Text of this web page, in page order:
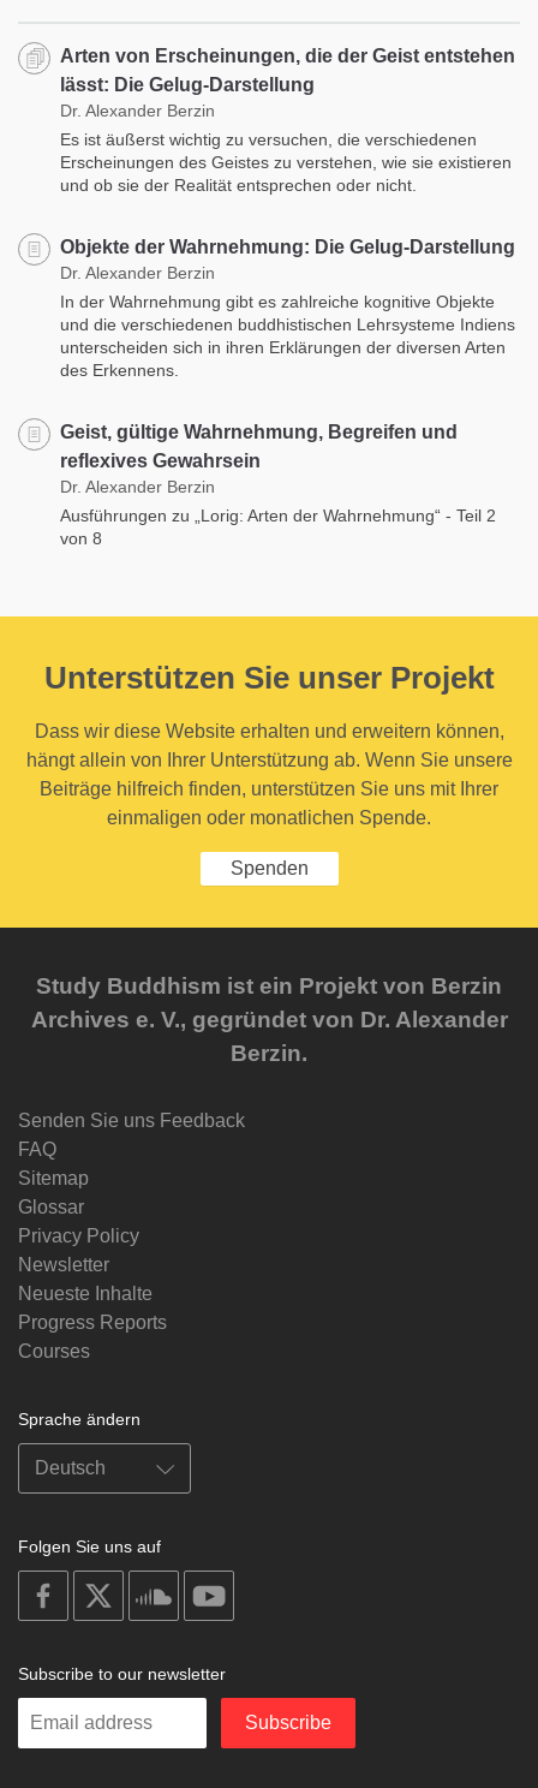
Arten von Erscheinungen, die der Geist entstehen
lässt: Die Gelug-Darstellung
Dr. Alexander Berzin
Es ist äußerst wichtig zu versuchen, die verschiedenen
Erscheinungen des Geistes zu verstehen, wie sie existieren
und ob sie der Realität entsprechen oder nicht.
Objekte der Wahrnehmung: Die Gelug-Darstellung
Dr. Alexander Berzin
In der Wahrnehmung gibt es zahlreiche kognitive Objekte
und die verschiedenen buddhistischen Lehrsysteme Indiens
unterscheiden sich in ihren Erklärungen der diversen Arten
des Erkennens.
Geist, gültige Wahrnehmung, Begreifen und
reflexives Gewahrsein
Dr. Alexander Berzin
Ausführungen zu „Lorig: Arten der Wahrnehmung“ - Teil 2
von 8
Unterstützen Sie unser Projekt
Dass wir diese Website erhalten und erweitern können,
hängt allein von Ihrer Unterstützung ab. Wenn Sie unsere
Beiträge hilfreich finden, unterstützen Sie uns mit Ihrer
einmaligen oder monatlichen Spende.
Spenden
Study Buddhism ist ein Projekt von Berzin
Archives e. V., gegründet von Dr. Alexander
Berzin.
Senden Sie uns Feedback
FAQ
Sitemap
Glossar
Privacy Policy
Newsletter
Neueste Inhalte
Progress Reports
Courses
Sprache ändern
Folgen Sie uns auf
on
facebook
soundcloud
Subscribe to our newsletter
Enter
Subscribe